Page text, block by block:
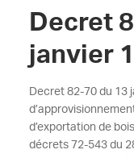
Decret
janvier
Decret 82-70 du 13
d’exportation de
décrets 72-543 du